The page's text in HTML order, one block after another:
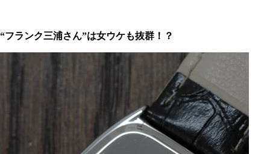
“フランク三浦さん”は女ウケも抜群！？